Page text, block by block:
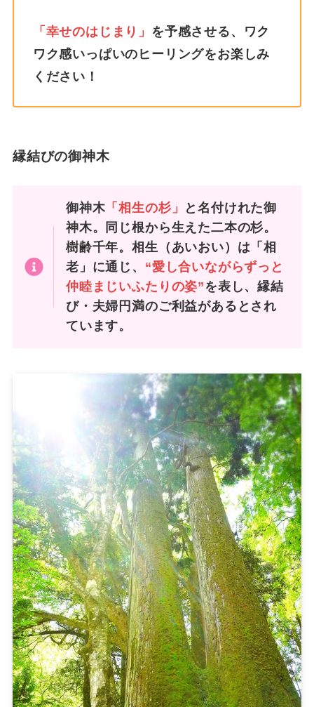
「幸せのはじまり」 を予感させる、ワク
ワク感いっぱいのヒーリングをお楽しみ
ください！
縁結びの御神木
御神木「相生の杉」
と名付けれた御
神木。同じ根から生えた二本の杉。
樹齢千年。相生（あいおい）は「相
老」に通じ、 “愛し合いながらずっと
仲睦まじいふたりの姿” を表し、縁結
び・夫婦円満のご利益があるとされ
ています。